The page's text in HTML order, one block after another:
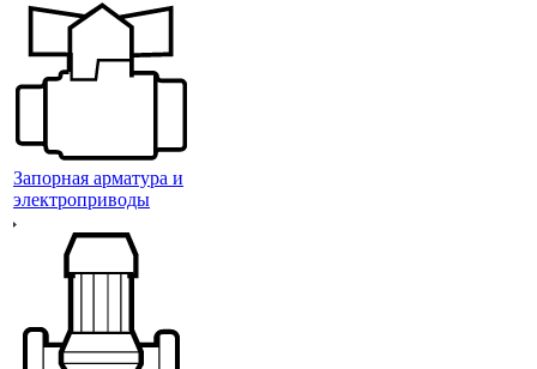
Запорная арматура и
электроприводы